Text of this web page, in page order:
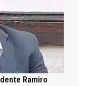
Ramiro